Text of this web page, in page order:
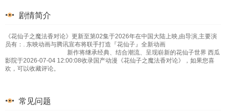
剧情简介
《花仙子之魔法香对论》更新至第02集于2026年在中国大陆上映,由导演,主要演
员有：. 东映动画与腾讯宣布将联手打造『花仙子』全新动画
新作将继承经典、结合潮流、呈现崭新的花仙子世界 西瓜
影院于2026-07-04 12:00:08收录国产动漫《花仙子之魔法香对论》，如果您喜
欢，可以收藏评论。
常见问题